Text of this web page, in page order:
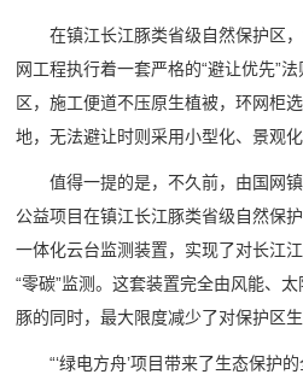
在镇江长江豚类省级自然保护区
网工程执行着一套严格的“避让优先”
区，施工便道不压原生植被，环网柜
地，无法避让时则采用小型化、景观
值得一提的是，不久前，由国网
公益项目在镇江长江豚类省级自然保
一体化云台监测装置，实现了对长江
“零碳”监测。这套装置完全由风能、
豚的同时，最大限度减少了对保护区
“‘绿电方舟’项目带来了生态保护